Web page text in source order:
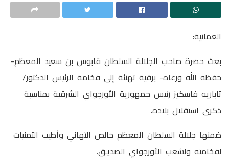
العمانية:
بعث حضرة صاحب الجلالة السلطان قابوس بن سعيد المعظم-
حفظه الله ورعاه- برقية تهنئة إلى فخامة الرئيس الدكتور/
تاباريه فاسكيز رئيس جمهورية الأورجواي الشرقية بمناسبة
ذكرى استقلال بلاده.
ضمنها جلالة السلطان المعظم خالص التهاني وأطيب التمنيات
لفخامته ولشعب الأورجواي الصديـق.